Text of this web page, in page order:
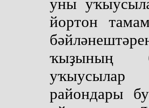
уны
йортон
ҡыҙының
райондары